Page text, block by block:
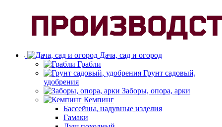
Дача, сад и огород
Грабли
Грунт садовый,
удобрения
Заборы, опора, арки
Кемпинг
Бассейны, надувные изделия
Гамаки